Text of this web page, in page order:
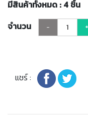
มีสินค้าทั้งหมด : 4 ชิ้น
จำนวน
- +
แชร์ :